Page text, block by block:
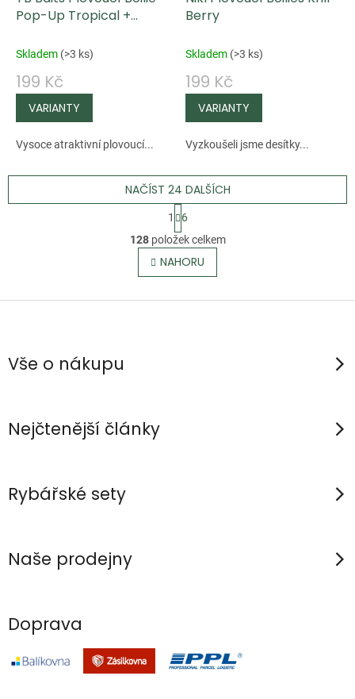
Pop-Up Tropical +
Skladem (>3 ks)
199 Kč
Vysoce atraktivní plovoucí...
Berry
Skladem (>3 ks)
199 Kč
Vyzkoušeli jsme desítky...
O
v
l
á
NAČÍST 24 DALŠÍCH
S
t
r
á
n
k
1
6
128položek celkem
NAHORU
Z
pVše o nákupu
Nejčtenější články
Rybářské sety
Naše prodejny
Doprava